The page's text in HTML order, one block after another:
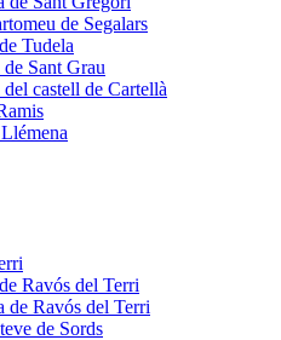
de Segalars
Tudela
Sant Grau
castell de Cartellà
Ravós del Terri
de Ravós del Terri
de Sords